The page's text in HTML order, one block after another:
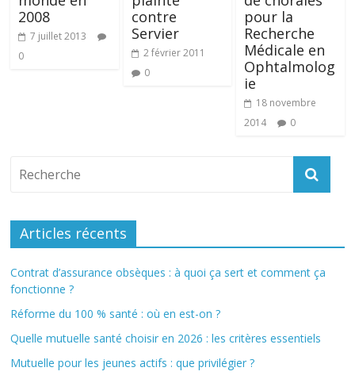
2008
7 juillet 2013
0
contre
Servier
2 février 2011
0
pour la
Recherche
Médicale en
Ophtalmolog
ie
18 novembre
2014
0
Articles récents
Contrat d’assurance obsèques : à quoi ça sert et comment ça
fonctionne ?
Réforme du 100 % santé : où en est-on ?
Quelle mutuelle santé choisir en 2026 : les critères essentiels
Mutuelle pour les jeunes actifs : que privilégier ?